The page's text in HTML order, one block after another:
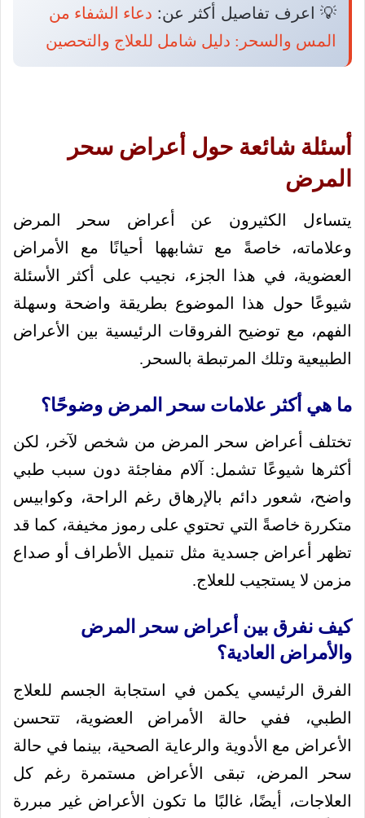
💡 اعرف تفاصيل أكثر عن: دعاء الشفاء من
المس والسحر: دليل شامل للعلاج والتحصين
أسئلة شائعة حول أعراض سحر
المرض
يتساءل الكثيرون عن أعراض سحر المرض
وعلاماته، خاصةً مع تشابهها أحيانًا مع الأمراض
العضوية، في هذا الجزء، نجيب على أكثر الأسئلة
شيوعًا حول هذا الموضوع بطريقة واضحة وسهلة
الفهم، مع توضيح الفروقات الرئيسية بين الأعراض
الطبيعية وتلك المرتبطة بالسحر.
ما هي أكثر علامات سحر المرض وضوحًا؟
تختلف أعراض سحر المرض من شخص لآخر، لكن
أكثرها شيوعًا تشمل: آلام مفاجئة دون سبب طبي
واضح، شعور دائم بالإرهاق رغم الراحة، وكوابيس
متكررة خاصةً التي تحتوي على رموز مخيفة، كما قد
تظهر أعراض جسدية مثل تنميل الأطراف أو صداع
مزمن لا يستجيب للعلاج.
كيف نفرق بين أعراض سحر المرض
والأمراض العادية؟
الفرق الرئيسي يكمن في استجابة الجسم للعلاج
الطبي، ففي حالة الأمراض العضوية، تتحسن
الأعراض مع الأدوية والرعاية الصحية، بينما في حالة
سحر المرض، تبقى الأعراض مستمرة رغم كل
العلاجات، أيضًا، غالبًا ما تكون الأعراض غير مبررة